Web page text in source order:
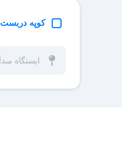
کوپه دربست